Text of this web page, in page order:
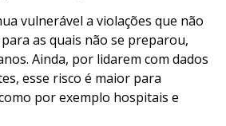
vulnerável a violações que não
as quais não se preparou,
Ainda, por lidarem com dados
esse risco é maior para
por exemplo hospitais e